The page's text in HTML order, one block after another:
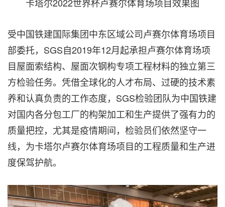
受中国铁建国际集团中东区域公司卢赛尔体育场项目
部委托，SGS自2019年12月起承担卢赛尔体育场项
目屋面索结构、屋面次钢构专项工程材料的独立第三
方检验任务。凭借全球化的人才布局、过硬的技术素
养和认真负责的工作态度，SGS检验团队为中国铁建
对国内各分包工厂的构架加工和生产提供了强有力的
质量把控，尤其是疫情期间，检验员们依然坚守一
线，为卡塔尔卢赛尔体育场项目的工程质量和生产进
度保驾护航。